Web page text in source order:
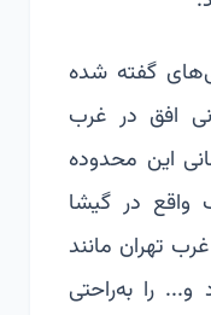
گفته شده
افق در غرب
این محدوده
در گیشا
تهران مانند
و... را به‌راحتی